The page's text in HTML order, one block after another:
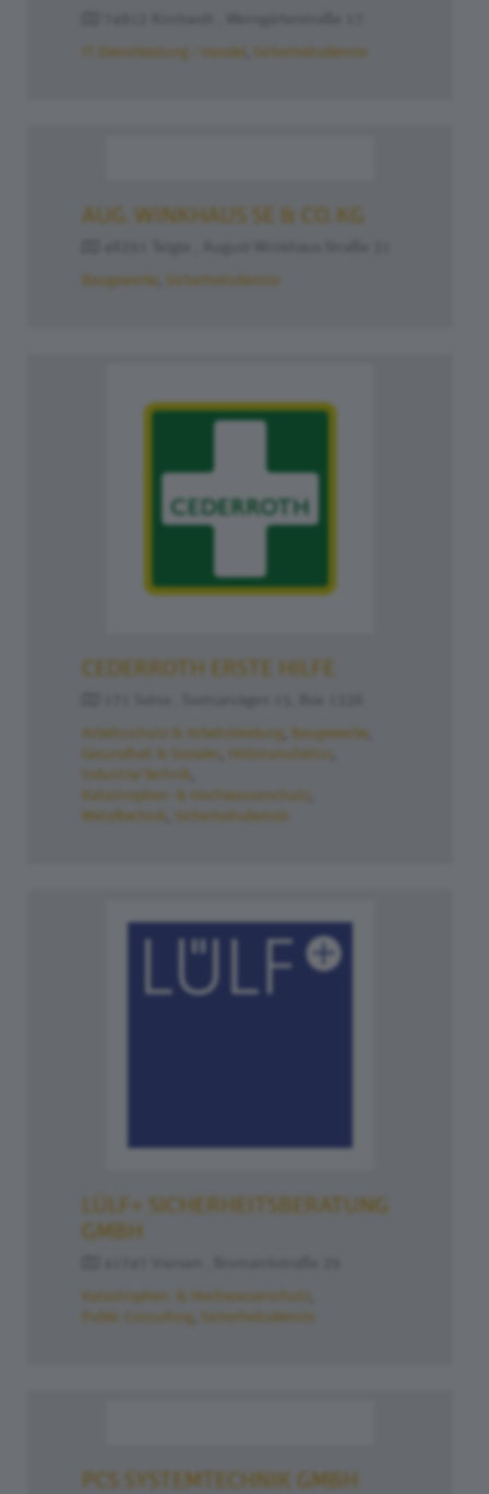
IT Dienstleistung / Handel Sicherheitsdienste
AUG. WINKHAUS SE & CO. KG
Baugewerbe Sicherheitsdienste
CEDERROTH ERSTE HILFE
Arbeitsschutz & Arbeitskleidung
Baugewerbe
Gesundheit & Soziales
Holzmanufaktur
Industrie/Technik
Katastrophen- & Hochwasserschutz
Metalltechnik
Sicherheitsdienste
LÜLF+ SICHERHEITSBERATUNG
GMBH
Katastrophen- & Hochwasserschutz
Public Consulting
Sicherheitsdienste
PCS SYSTEMTECHNIK GMBH